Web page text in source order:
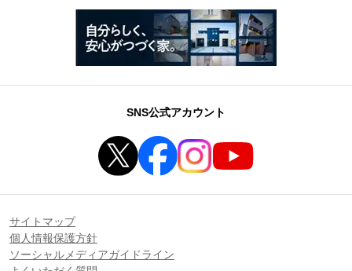
SNS公式アカウント
サイトマップ
個人情報保護方針
ソーシャルメディアガイドライン